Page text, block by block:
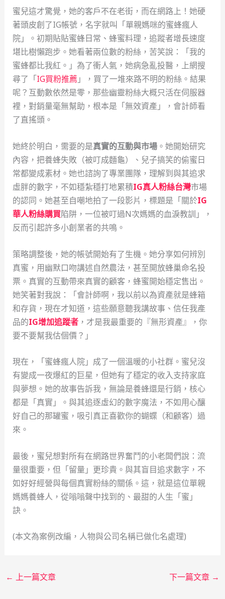
蜜兒這才驚覺，她的客戶不在老街，而在網路上！她硬
著頭皮創了IG帳號，名字就叫「單親媽咪的蜜蜂瘋人
院」。初期貼貼蜜蜂日常、蜂蜜料理，追蹤者增長速度
堪比樹懶跑步。她看著兩位數的粉絲，苦笑說：「我的
蜜蜂都比我紅。」為了衝人氣，她病急亂投醫，上網搜
尋了「IG買粉推薦 」，買了一堆來路不明的粉絲。結果
呢？互動數依然是零，那些幽靈粉絲大概只活在伺服器
裡，對銷量毫無幫助，根本是「無效資產」，會計師看
了直搖頭。
她終於明白，需要的是真實的互動與市場。她開始研究
內容，把養蜂失敗（被叮成麵龜）、兒子搞笑的偷蜜日
常都變成素材。她也諮詢了專業團隊，理解到與其追求
虛胖的數字，不如穩紮穩打地累積IG真人粉絲台灣市場
的認同。她甚至自嘲地拍了一段影片，標題是「關於IG
華人粉絲購買陷阱，一位被叮過N次媽媽的血淚教訓」，
反而引起許多小創業者的共鳴。
策略調整後，她的帳號開始有了生機。她分享如何辨別
真蜜，用幽默口吻講述自然農法，甚至開放蜂巢命名投
票。真實的互動帶來真實的顧客，蜂蜜開始穩定售出。
她笑著對我說：「會計師啊，我以前以為資產就是蜂箱
和存貨，現在才知道，這些願意聽我講故事、信任我產
品的IG增加追蹤者，才是我最重要的『無形資產』，你
要不要幫我估個價？」
現在，「蜜蜂瘋人院」成了一個溫暖的小社群。蜜兒沒
有變成一夜爆紅的巨星，但她有了穩定的收入支持家庭
與夢想。她的故事告訴我，無論是養蜂還是行銷，核心
都是「真實」。與其追逐虛幻的數字魔法，不如用心釀
好自己的那罐蜜，吸引真正喜歡你的蝴蝶（和顧客）過
來。
最後，蜜兒想對所有在網路世界奮鬥的小老闆們說：流
量很重要，但「留量」更珍貴。與其盲目追求數字，不
如好好經營與每個真實粉絲的關係。這，就是這位單親
媽媽養蜂人，從嗡嗡聲中找到的、最甜的人生「蜜」
訣。
(本文為案例改編，人物與公司名稱已做化名處理)
← 上一篇文章 下一篇文章 →